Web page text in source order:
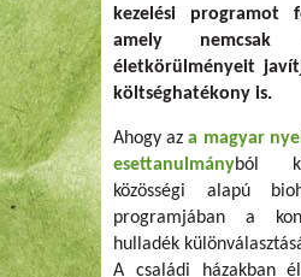
kezelési programot
amely nemcsak
életkörülményeit
költséghatékony is.
Ahogy aza magyar
esettanulmányból
közösségi alapú
programjában a
hulladék
A családi házakban